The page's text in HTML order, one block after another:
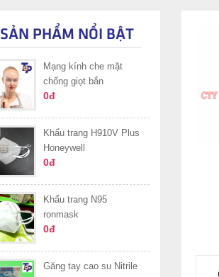
SẢN PHẨM NỔI BẬT
Mạng kính che mặt
chống giọt bắn
0đ
Khẩu trang H910V Plus
Honeywell
0đ
Khẩu trang N95
ronmask
0đ
Găng tay cao su Nitrile